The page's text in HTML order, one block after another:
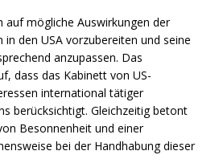
auf mögliche Auswirkungen der
den USA vorzubereiten und seine
anzupassen. Das
dass das Kabinett von US-
international tätiger
berücksichtigt. Gleichzeitig betont
Besonnenheit und einer
bei der Handhabung dieser